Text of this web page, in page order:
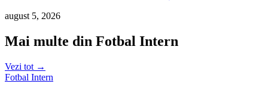
august 5, 2026
Mai multe din Fotbal Intern
Vezi tot →
Fotbal Intern